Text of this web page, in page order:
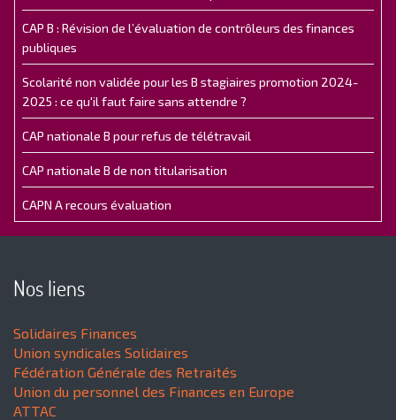
CAP B : Révision de l’évaluation de contrôleurs des finances
publiques
Scolarité non validée pour les B stagiaires promotion 2024-
2025 : ce qu'il faut faire sans attendre ?
CAP nationale B pour refus de télétravail
CAP nationale B de non titularisation
CAPN A recours évaluation
Nos liens
Solidaires Finances
Union syndicales Solidaires
Fédération Générale des Retraités
Union du personnel des Finances en Europe
ATTAC